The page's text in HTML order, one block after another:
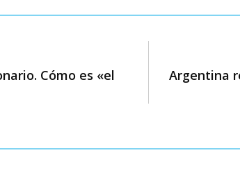
Cómo es «el
Argentina